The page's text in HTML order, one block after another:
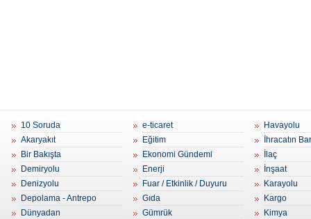
10 Soruda
Akaryakıt
Bir Bakışta
Demiryolu
Denizyolu
Depolama - Antrepo
Dünyadan
e-ticaret
Eğitim
Ekonomi Gündemi
Enerji
Fuar / Etkinlik / Duyuru
Gıda
Gümrük
Havayolu
İhracatın
İlaç
İnşaat
Karayolu
Kargo
Kimya